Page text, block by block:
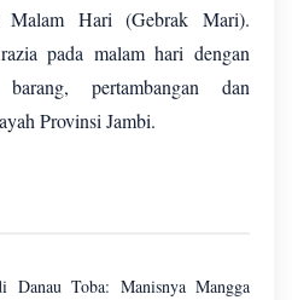
Malam Hari (Gebrak Mari).
pada malam hari dengan
pertambangan dan
Provinsi Jambi.
Danau Toba: Manisnya Mangga